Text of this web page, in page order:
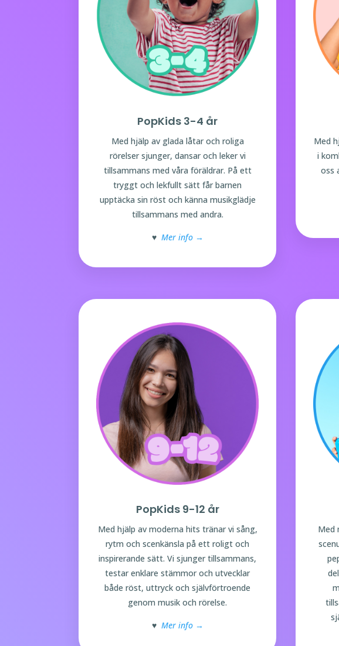
PopKids 3-4 år
Med hjälp av glada låtar och roliga
rörelser sjunger, dansar och leker vi
tillsammans med våra föräldrar. På ett
tryggt och lekfullt sätt får barnen
upptäcka sin röst och känna musikglädje
tillsammans med andra.
♥ Mer info →
Med
i
oss
PopKids 9-12 år
Med hjälp av moderna hits tränar vi sång,
rytm och scenkänsla på ett roligt och
inspirerande sätt. Vi sjunger tillsammans,
testar enklare stämmor och utvecklar
både röst, uttryck och självförtroende
genom musik och rörelse.
♥ Mer info →
Med